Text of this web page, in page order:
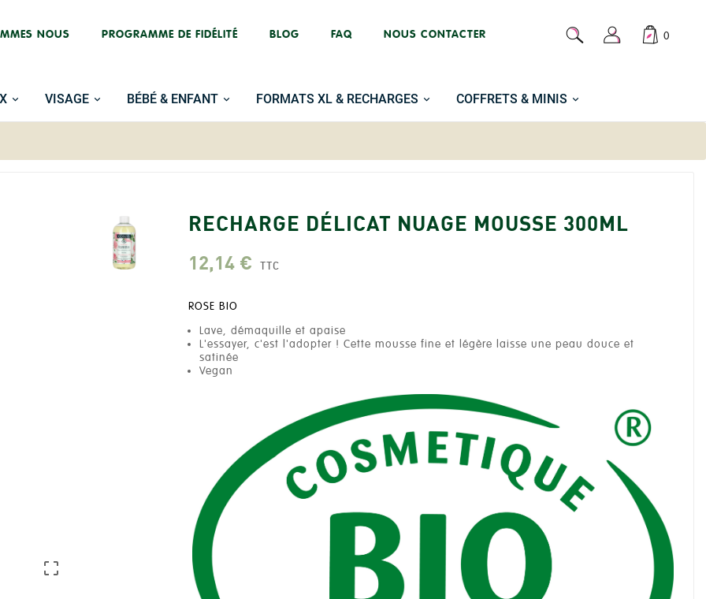
NOUS PROGRAMME DE FIDÉLITÉ BLOG FAQ NOUS CONTACTER 0
VISAGE BÉBÉ & ENFANT FORMATS XL & RECHARGES COFFRETS & MINIS

RECHARGE DÉLICAT NUAGE MOUSSE 300ML
12,14 € TTC
ROSE BIO
Lave, démaquille et apaise
L'essayer, c'est l'adopter ! Cette mousse fine et légère laisse une peau douce et
satinée
Vegan